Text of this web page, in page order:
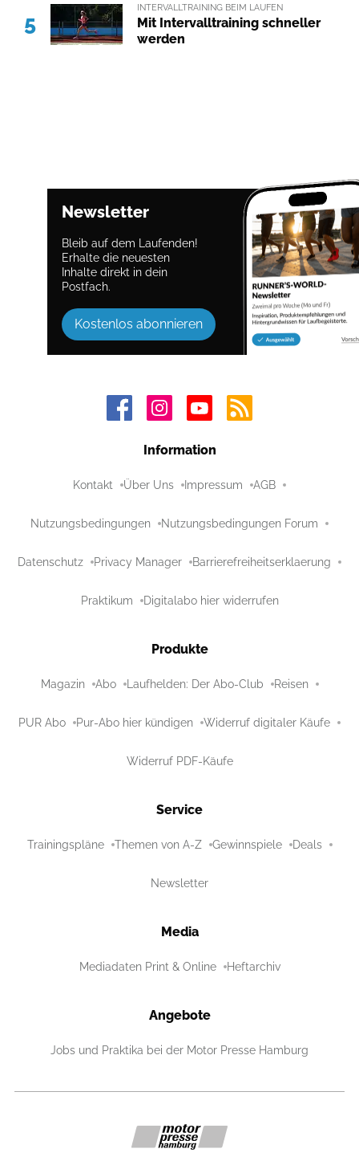
5
INTERVALLTRAINING BEIM LAUFEN
Mit Intervalltraining schneller
werden
Newsletter
Bleib auf dem Laufenden!
Erhalte die neuesten
Inhalte direkt in dein
Postfach.
Kostenlos abonnieren
Information
Kontakt Über Uns Impressum AGB
Nutzungsbedingungen Nutzungsbedingungen Forum
Datenschutz Privacy Manager Barrierefreiheitserklaerung
Praktikum Digitalabo hier widerrufen
Produkte
Magazin Abo Laufhelden: Der Abo-Club Reisen
PUR Abo Pur-Abo hier kündigen Widerruf digitaler Käufe
Widerruf PDF-Käufe
Service
Trainingspläne Themen von A-Z Gewinnspiele Deals
Newsletter
Media
Mediadaten Print & Online Heftarchiv
Angebote
Jobs und Praktika bei der Motor Presse Hamburg